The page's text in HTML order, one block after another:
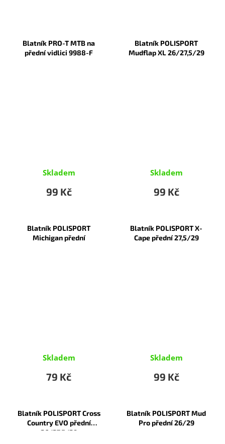
Blatník PRO-T MTB na
přední vidlici 9988-F
Skladem
99 Kč
Blatník POLISPORT
Mudflap XL 26/27,5/29
Skladem
99 Kč
Blatník POLISPORT
Michigan přední
Skladem
79 Kč
Blatník POLISPORT X-
Cape přední 27,5/29
Skladem
99 Kč
Blatník POLISPORT Cross
Country EVO přední
26/27,5/29
Blatník POLISPORT Mud
Pro přední 26/29